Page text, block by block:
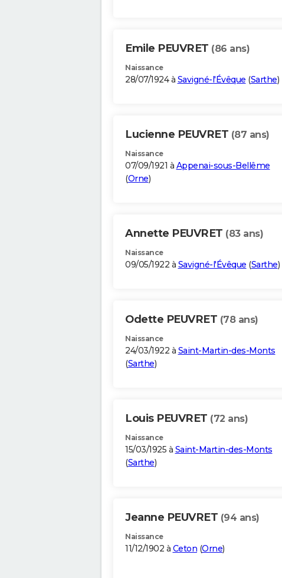
Emile PEUVRET (86 ans)
Naissance
28/07/1924 à Savigné-l'Évêque (Sarthe)
Lucienne PEUVRET (87 ans)
Naissance
07/09/1921 à Appenai-sous-Bellême
(Orne)
Annette PEUVRET (83 ans)
Naissance
09/05/1922 à Savigné-l'Évêque (Sarthe)
Odette PEUVRET (78 ans)
Naissance
24/03/1922 à Saint-Martin-des-Monts
(Sarthe)
Louis PEUVRET (72 ans)
Naissance
15/03/1925 à Saint-Martin-des-Monts
(Sarthe)
Jeanne PEUVRET (94 ans)
Naissance
11/12/1902 à Ceton (Orne)